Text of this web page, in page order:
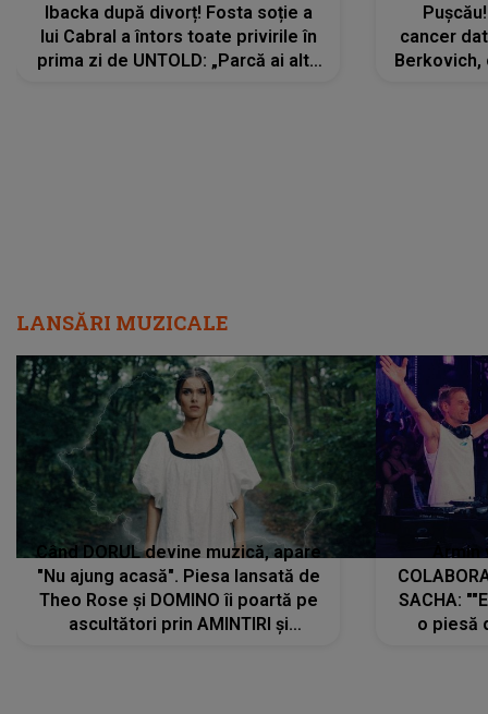
Ibacka după divorț! Fosta soție a
lui Cabral a întors toate privirile în
prima zi de UNTOLD: „Parcă ai altă
cancer
Berkovich,
LANSĂRI MUZICALE
Când DORUL devine muzică, apare
"Nu ajung acasă". Piesa lansată de
Theo Rose și DOMINO îi poartă pe
ascultători prin AMINTIRI și
SACHA:
o piesă